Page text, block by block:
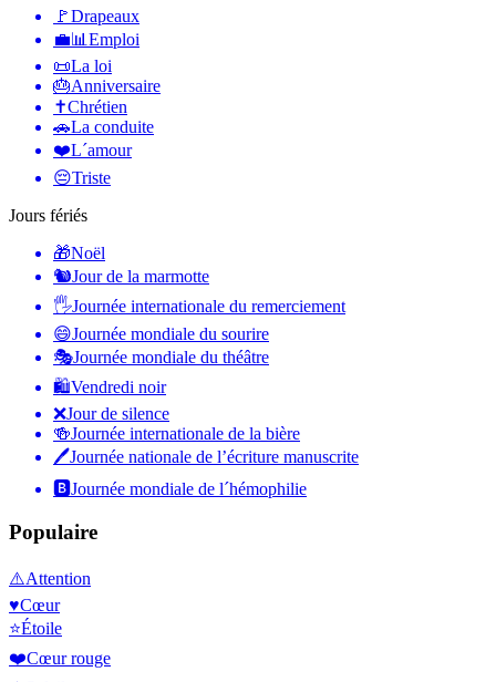
🚩Drapeaux
💼📊 Emploi
📜La loi
🎂Anniversaire
✝️Chrétien
🚗La conduite
❤️L´amour
😔Triste
Jours fériés
🎁Noël
🐿Jour de la marmotte
🖐Journée internationale du remerciement
😄Journée mondiale du sourire
🎭Journée mondiale du théâtre
🛍Vendredi noir
❌Jour de silence
🍻Journée internationale de la bière
🖊Journée nationale de l’écriture manuscrite
🅱️Journée mondiale de l´hémophilie
Populaire
⚠️Attention
♥️Cœur
⭐Étoile
❤️Cœur rouge